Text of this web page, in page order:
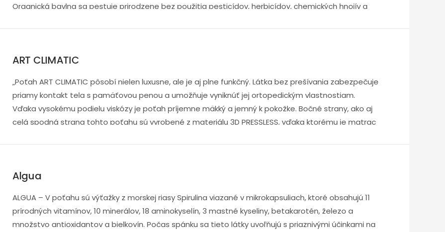
Organická bavlna sa pestuje prirodzene bez použitia pesticídov, herbicídov, chemických hnojív a
ART CLIMATIC
„Poťah ART CLIMATIC pôsobí nielen luxusne, ale je aj plne funkčný. Látka bez prešívania zabezpečuje
priamy kontakt tela s pamäťovou penou a umožňuje vyniknúť jej ortopedickým vlastnostiam.
Vďaka vysokému podielu viskózy je poťah príjemne mäkký a jemný k pokožke. Bočné strany, ako aj
celá spodná strana tohto poťahu sú vyrobené z materiálu 3D PRESSLESS, vďaka ktorému je matrac
Algua
ALGUA – V poťahu sú výťažky z morskej riasy Spirulina viazané v mikrokapsuliach, ktoré obsahujú 11
prírodných vitamínov, 10 minerálov, 18 aminokyselín, 3 mastné kyseliny, betakarotén, železo a
množstvo antioxidantov a bielkovín. Počas spánku sa tieto látky uvoľňujú s priaznivými účinkami na